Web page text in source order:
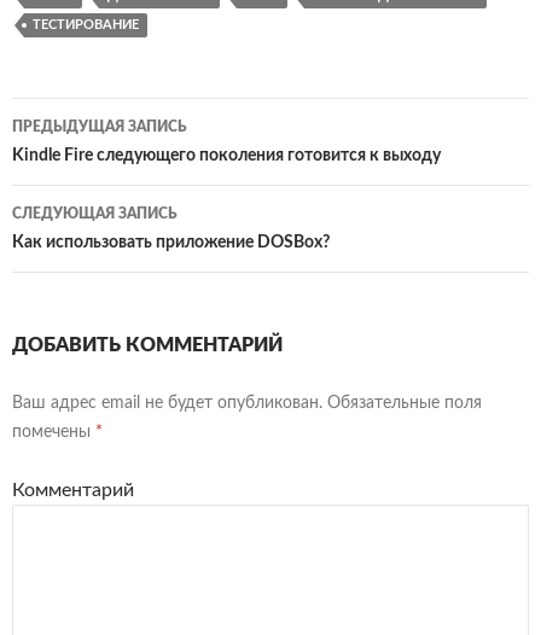
сайт посвященный
программ для
тестирования аппаратных
частей компьютера.
SiSoftware Sandra – эта
собирает всю
информацию…
ТЕСТИРОВАНИЕ
Навигация
по
записям
ПРЕДЫДУЩАЯ ЗАПИСЬ
Kindle Fire следующего поколения готовится к выходу
СЛЕДУЮЩАЯ ЗАПИСЬ
Как использовать приложение DOSBox?
ДОБАВИТЬ КОММЕНТАРИЙ
Ваш адрес email не будет опубликован. Обязательные поля
помечены *
Комментарий